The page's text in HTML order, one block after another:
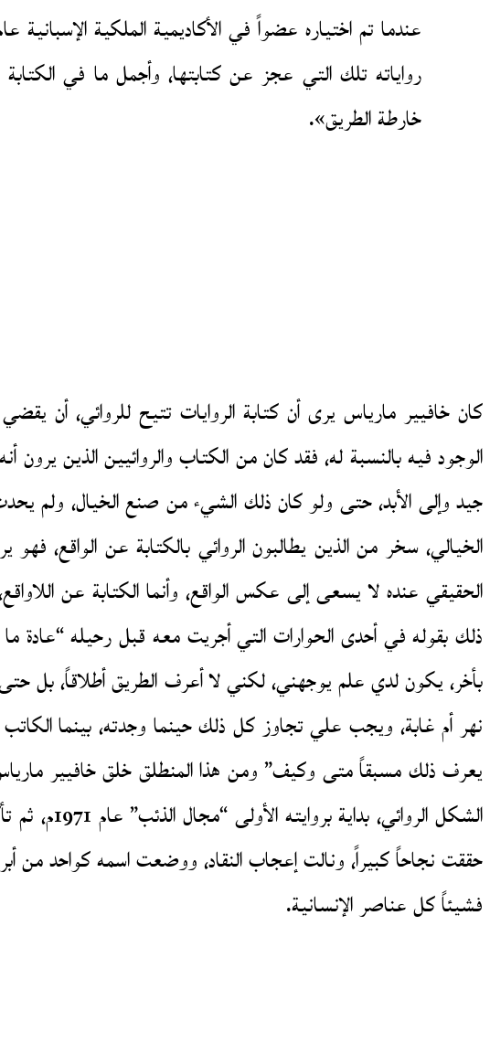
رواياته تلك التي عجز عن كتابتها، وأجمل ما في الكتابة
خارطة الطريق».
كان خافيير مارياس يرى أن كتابة الروايات تتيح للروائي، أن
الوجود فيه بالنسبة له، فقد كان من الكتاب والروائيين الذين
جيد وإلى الأبد، حتى ولو كان ذلك الشيء من صنع الخيال، ولم
الخيالي، سخر من الذين يطالبون الروائي بالكتابة عن الواقع،
الحقيقي عنده لا يسعى إلى عكس الواقع، وأنما الكتابة عن
ذلك بقوله في أحدى الحوارات التي أجريت معه قبل رحيله
بأخر، يكون لدي علم يوجهني، لكني لا أعرف الطريق أطلاقاً، بل
نهر أم غابة، ويجب علي تجاوز كل ذلك حينما وجدته، بينما
يعرف ذلك مسبقاً متى وكيف” ومن هذا المنطلق خلق خافيير مارياس
حققت نجاحاً كبيراً، ونالت إعجاب النقاد، ووضعت اسمه كواحد من
فشيئاً كل عناصر الإنسانية.